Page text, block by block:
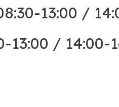
13:00 /
13:00 / 14:00-